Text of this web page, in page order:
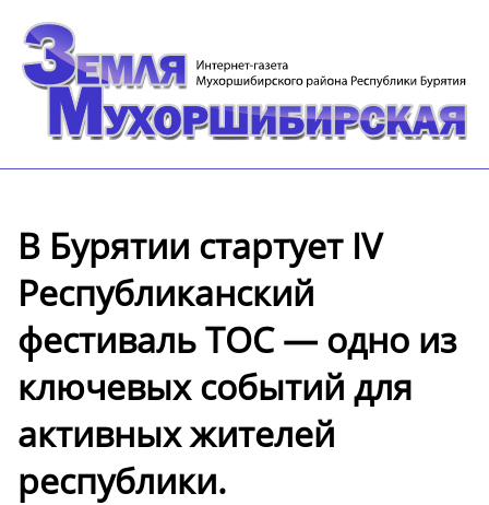
В Бурятии стартует IV
Республиканский
фестиваль ТОС — одно из
ключевых событий для
активных жителей
республики.